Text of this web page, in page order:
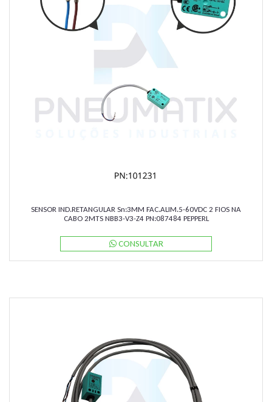
SENSOR IND.RETANGULAR Sn:3MM FAC.ALIM.5-60VDC 2 FIOS NA
CABO 2MTS NBB3-V3-Z4 PN:087484 PEPPERL
CONSULTAR